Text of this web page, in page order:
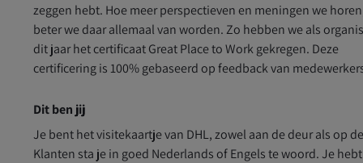
zeggen hebt. Hoe meer perspectieven en meningen we
beter we daar allemaal van worden. Zo hebben we als
dit jaar het certificaat Great Place to Work gekregen. Deze
certificering is 100% gebaseerd op feedback van
Dit ben jij
Je bent het visitekaartje van DHL, zowel aan de deur als op
Klanten sta je in goed Nederlands of Engels te woord. Je